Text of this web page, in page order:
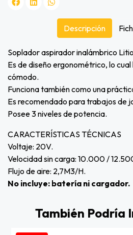
Soplador aspirador inalámbrico
Es de diseño ergonométrico, lo cual
cómodo.
Funciona también como una
Es recomendado para trabajos de
Posee 3 niveles de potencia.
CARACTERÍSTICAS TÉCNICAS
Voltaje: 20V.
Velocidad sin carga: 10.000 /
Flujo de aire: 2,7M3/H.
No incluye: batería ni cargador.
Descripción
También Podría